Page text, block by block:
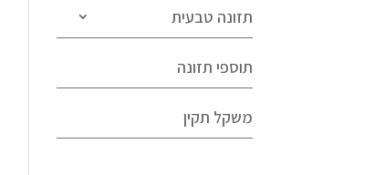
תזונה טבעית
תוספי תזונה
משקל תקין